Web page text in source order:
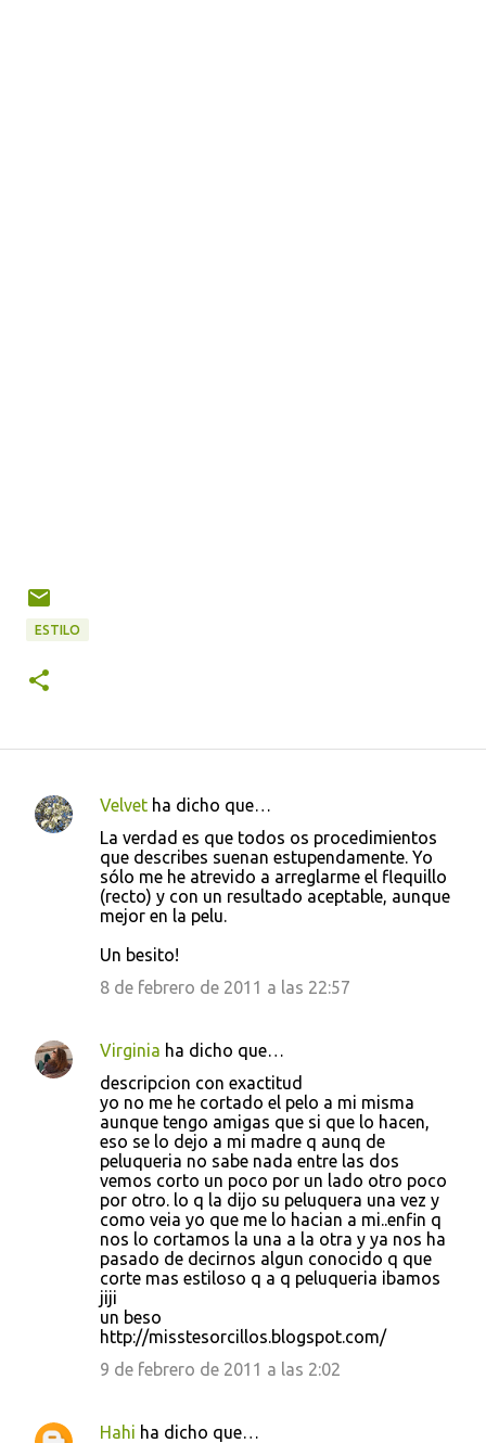
ESTILO
C
i
Velvet ha dicho que…
La verdad es que todos os procedimientos
que describes suenan estupendamente. Yo
sólo me he atrevido a arreglarme el flequillo
(recto) y con un resultado aceptable, aunque
mejor en la pelu.
Un besito!
8 de febrero de 2011 a las 22:57
Virginia ha dicho que…
descripcion con exactitud
yo no me he cortado el pelo a mi misma
aunque tengo amigas que si que lo hacen,
eso se lo dejo a mi madre q aunq de
peluqueria no sabe nada entre las dos
vemos corto un poco por un lado otro poco
por otro. lo q la dijo su peluquera una vez y
como veia yo que me lo hacian a mi..enfin q
nos lo cortamos la una a la otra y ya nos ha
pasado de decirnos algun conocido q que
corte mas estiloso q a q peluqueria ibamos
jiji
un beso
http://misstesorcillos.blogspot.com/
9 de febrero de 2011 a las 2:02
Hahi ha dicho que…